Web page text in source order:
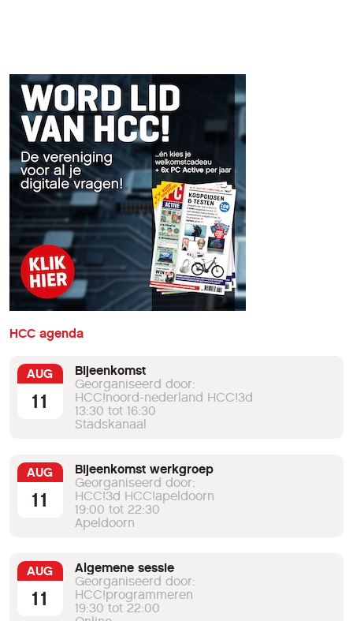
HCC agenda
AUG
11
Bijeenkomst
Georganiseerd door:
HCC!noord-nederland HCC!3d
13:30 tot 16:30
Stadskanaal
AUG
11
Bijeenkomst werkgroep
Georganiseerd door:
HCC!3d HCC!apeldoorn
19:00 tot 22:30
Apeldoorn
AUG
11
Algemene sessie
Georganiseerd door:
HCC!programmeren
19:30 tot 22:00